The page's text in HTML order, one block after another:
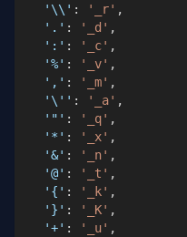
'\\' : '_r' ,
'.' : '_d' ,
':' : '_c' ,
'%' : '_v' ,
',' : '_m' ,
'\'' : '_a' ,
'"' : '_q' ,
'*' : '_x' ,
'&' : '_n' ,
'@' : '_t' ,
'{' : '_k' ,
'}' : '_K' ,
'+' : '_u' ,